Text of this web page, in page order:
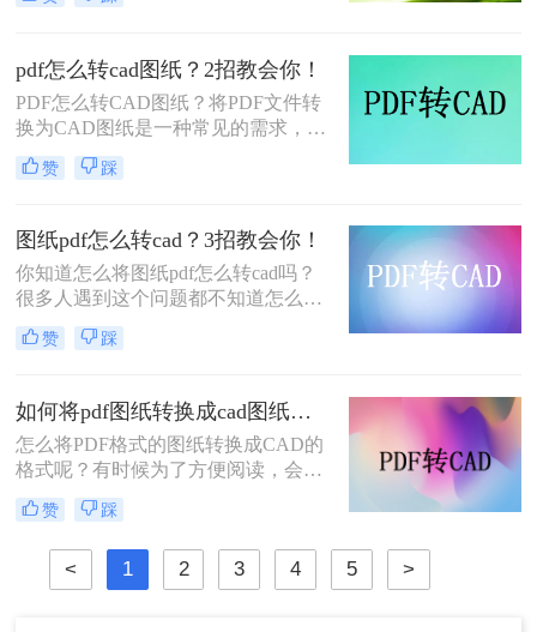
成CAD图纸的方法。
文件则建筑工程行业的人员用的较
PDF格式的图纸转回到CAD图纸格
式，该怎么办呢？我们可以用专业的
pdf转cad软件，这样就不用担心这个
问题了。
pdf怎么转cad图纸？2招教会你！
PDF怎么转CAD图纸？将PDF文件转
换为CAD图纸是一种常见的需求，因
为CAD图纸可以方便地进行编辑和修
改，而PDF文件则可以在不同的设备
细介绍将PDF文件转换为CAD图纸的
方法，包括使用专业的CAD软件和在
线转换工具等，并比较它们的优缺
点。
赞 踩
图纸pdf怎么转cad？3招教会你！
你知道怎么将图纸pdf怎么转cad吗？
很多人遇到这个问题都不知道怎么解
决，上网搜索解决方法，但是得到的
却是解决不了的，那这时候该怎么办
cad图纸就好办多了，网上有很多转换
工具，但是鱼目混珠，很多人都分辨
不出来那些能用，那些不能用，下面
就给大家推荐一款转转大师，相信会
帮到你的。
赞 踩
如何将pdf图纸转换成cad图纸？试试看这些方法！
怎么将PDF格式的图纸转换成CAD的
格式呢？有时候为了方便阅读，会将
制作好的CAD图纸转成PDF的格式，
一些初入职场还不懂格式转换的朋
友，对于这类的转换问题难免会觉得
有点困难，那么如何将pdf图纸转换成
cad图纸呢？今天就来给大家讲讲pdf
赞 踩
< 1 2 3 4 5 >